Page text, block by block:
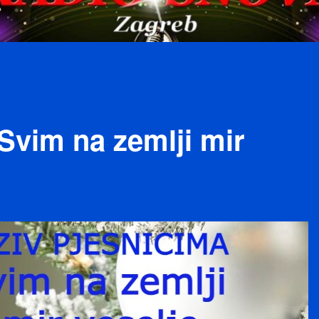
na zemlji mir